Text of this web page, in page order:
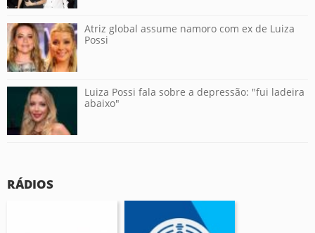
Atriz global assume namoro com ex de Luiza
Possi
Luiza Possi fala sobre a depressão: "fui ladeira
abaixo"
RÁDIOS